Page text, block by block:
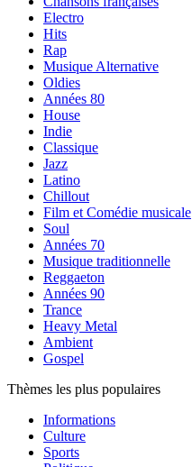
Electro
Hits
Rap
Musique Alternative
Oldies
Années 80
House
Indie
Classique
Jazz
Latino
Chillout
Film et Comédie musicale
Soul
Années 70
Musique traditionnelle
Reggaeton
Années 90
Trance
Heavy Metal
Ambient
Gospel
Thèmes les plus populaires
Informations
Culture
Sports